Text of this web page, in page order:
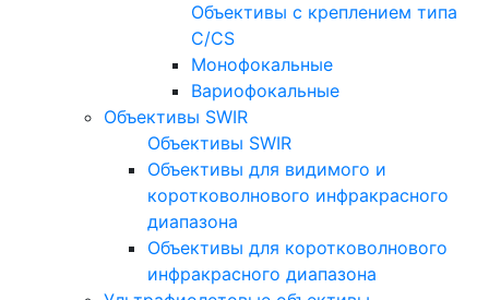
Объективы с креплением типа
C/CS
Монофокальные
Вариофокальные
Объективы SWIR
Объективы SWIR
Объективы для видимого и
коротковолнового инфракрасного
диапазона
Объективы для коротковолнового
инфракрасного диапазона